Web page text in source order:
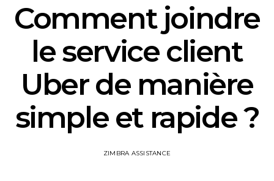
Comment joindre
le service client
Uber de manière
simple et rapide ?
ZIMBRA ASSISTANCE